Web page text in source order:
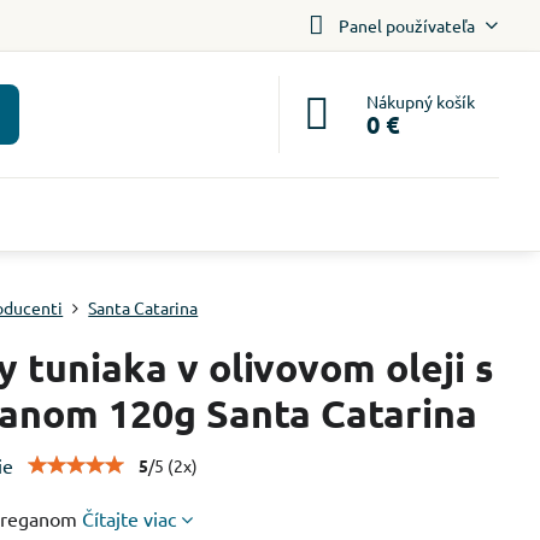
Panel používateľa
Nákupný košík
0 €
Santa Catarina
tuniaka v olivovom oleji s
120g Santa Catarina
5/5 (2x)
Čítajte viac